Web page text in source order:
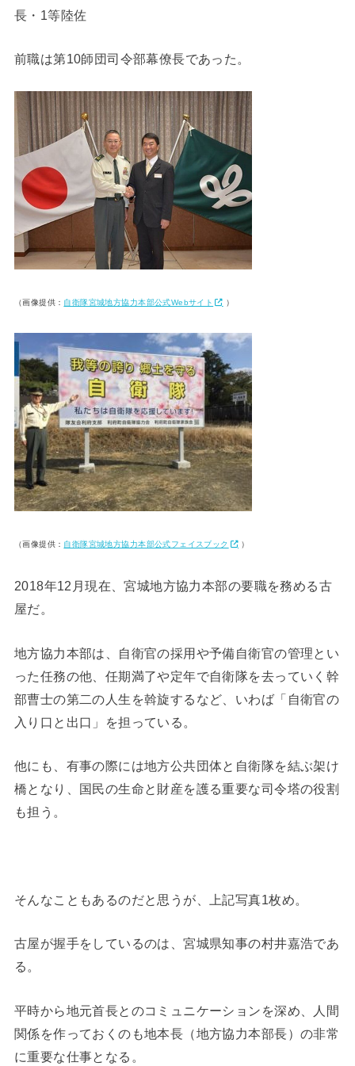
長・1等陸佐
前職は第10師団司令部幕僚長であった。
（画像提供： 自衛隊宮城地方協力本部公式Webサイト ）
（画像提供： 自衛隊宮城地方協力本部公式フェイスブック ）
2018年12月現在、宮城地方協力本部の要職を務める古
屋だ。
地方協力本部は、自衛官の採用や予備自衛官の管理とい
った任務の他、任期満了や定年で自衛隊を去っていく幹
部曹士の第二の人生を斡旋するなど、いわば「自衛官の
入り口と出口」を担っている。
他にも、有事の際には地方公共団体と自衛隊を結ぶ架け
橋となり、国民の生命と財産を護る重要な司令塔の役割
も担う。
そんなこともあるのだと思うが、上記写真1枚め。
古屋が握手をしているのは、宮城県知事の村井嘉浩であ
る。
平時から地元首長とのコミュニケーションを深め、人間
関係を作っておくのも地本長（地方協力本部長）の非常
に重要な仕事となる。